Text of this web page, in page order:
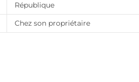
République
Chez son propriétaire